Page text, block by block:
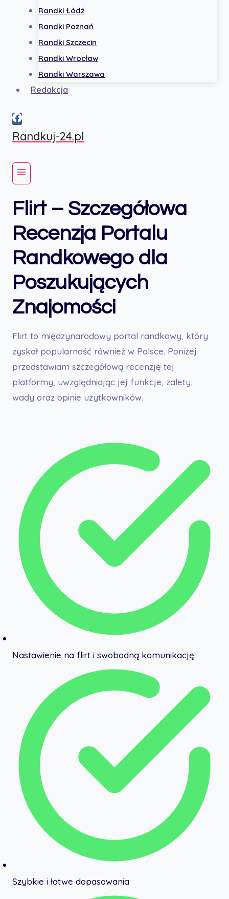
Randki Łódź
Randki Poznań
Randki Szczecin
Randki Wrocław
Randki Warszawa
Redakcja
Randkuj-24.pl
Flirt – Szczegółowa
Recenzja Portalu
Randkowego dla
Poszukujących
Znajomości
Flirt to międzynarodowy portal randkowy, który
zyskał popularność również w Polsce. Poniżej
przedstawiam szczegółową recenzję tej
platformy, uwzględniając jej funkcje, zalety,
wady oraz opinie użytkowników.
Nastawienie na flirt i swobodną komunikację
Szybkie i łatwe dopasowania